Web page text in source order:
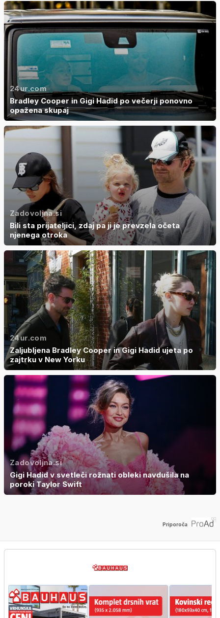
24ur.com
Bradley Cooper in Gigi Hadid po večerji ponovno
opažena skupaj
Zadovoljna.si
Bili sta prijateljici, zdaj pa ji je prevzela očeta
njenega otroka
24ur.com
Zaljubljena Bradley Cooper in Gigi Hadid ujeta po
zajtrku v New Yorku
Zadovoljna.si
Gigi Hadid v svetleči rožnati obleki navdušila na
poroki Taylor Swift
Priporoča